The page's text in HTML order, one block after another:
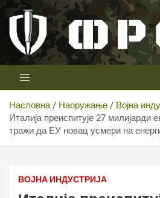
Скип
цонтент
Телевизија
Први војни канал у Србији
Насловна Наоружање
Војна
Италија преиспитује 27 милијарди
тражи да ЕУ новац усмери на
ВОЈНА ИНДУСТРИЈА